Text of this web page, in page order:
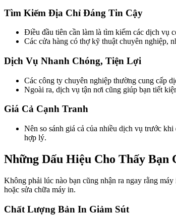
Tìm Kiếm Địa Chỉ Đáng Tin Cậy
Điều đầu tiên cần làm là tìm kiếm các dịch vụ
Các cửa hàng có thợ kỹ thuật chuyên nghiệp,
Dịch Vụ Nhanh Chóng, Tiện Lợi
Các công ty chuyên nghiệp thường cung cấp
Ngoài ra, dịch vụ tận nơi cũng giúp bạn tiết
Giá Cả Cạnh Tranh
Nên so sánh giá cả của nhiều dịch vụ trước
hợp lý.
Những Dấu Hiệu Cho Thấy
Không phải lúc nào bạn cũng nhận ra ngay rằng
hoặc sửa chữa máy in.
Chất Lượng Bản In Giảm Sút